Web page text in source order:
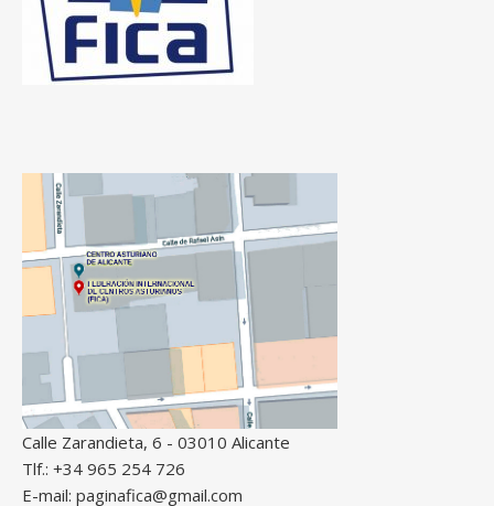
Calle Zarandieta, 6 - 03010 Alicante
Tlf.: +34 965 254 726
E-mail: paginafica@gmail.com